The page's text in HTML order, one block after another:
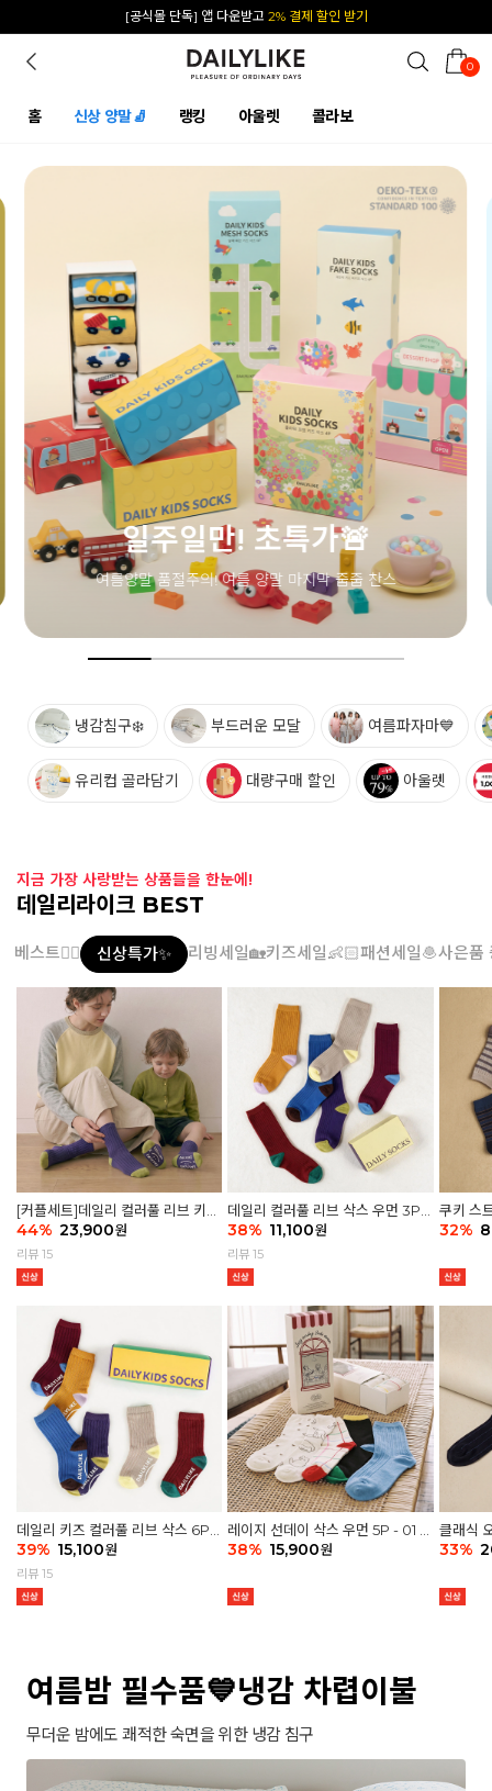
카카오 플친 추가하면1천원 즉시 할인 쿠폰
0
홈 신상 양말🧦 랭킹 아울렛 콜라보
냉감침구❄️ 부드러운 모달 여름파자마💙
유리컵 골라담기 대량구매 할인 아울렛
지금 가장 사랑받는 상품들을 한눈에!
데일리라이크 BEST
베스트👍🏻 신상특가✨ 리빙세일🏡키즈세일👶🏻패션세일🧆사은품
[커플세트]데일리 컬러풀 리브 키즈
6P & 우먼3P 삭스세트
44% 23,900원
리뷰 15
데일리 컬러풀 리브 삭스 우먼 3P
세트
38% 11,100원
리뷰 15
데일리 키즈 컬러풀 리브 삭스 6P -
03 세트
39% 15,100원
리뷰 15
레이지 선데이 삭스 우먼 5P - 01 G
athering
38% 15,900원
쿠키 스
32%
클래식
세트
33%
여름밤 필수품💙냉감 차렵이불
무더운 밤에도 쾌적한 숙면을 위한 냉감 침구